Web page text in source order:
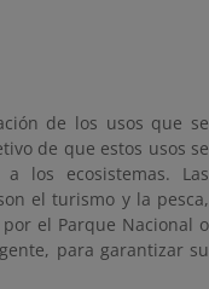
de los usos que se
de que estos usos se
los ecosistemas. Las
el turismo y la pesca,
el Parque Nacional o
para garantizar su